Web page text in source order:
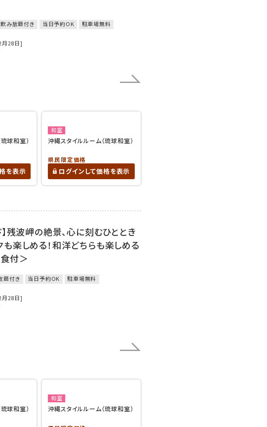
飲み放題付き 当日予約OK 駐車場無料
月28日]
球和室）
を表示
和室
沖縄スタイルルーム（琉球和室）
県民限定価格
ログインして価格を表示
】残波岬の絶景、心に刻むひととき
楽しめる！和洋どちらも楽しめる
付＞
題付き 当日予約OK 駐車場無料
月28日]
球和室）
和室
沖縄スタイルルーム（琉球和室）